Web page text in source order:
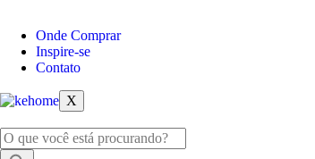
Onde Comprar
Inspire-se
Contato
X